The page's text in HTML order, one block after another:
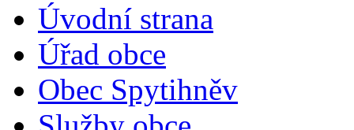
Úvodní strana
Úřad obce
Obec Spytihněv